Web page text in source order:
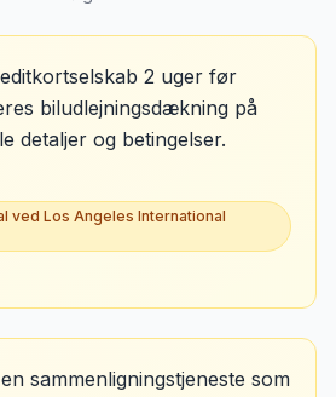
2 uger før
biludlejningsdækning på
detaljer og betingelser.
ved Los Angeles International
sammenligningstjeneste som